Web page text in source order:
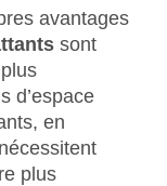
avantages
sont
d’espace
en
plus